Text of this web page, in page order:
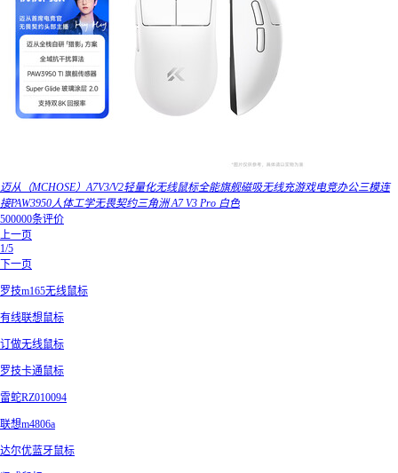
迈从（MCHOSE）A7V3/V2轻量化无线鼠标全能旗舰磁吸无线充游戏电竞办公三模连
接PAW3950人体工学无畏契约三角洲 A7 V3 Pro 白色
500000条评价
上一页
1/5
下一页
罗技m165无线鼠标
有线联想鼠标
订做无线鼠标
罗技卡通鼠标
雷蛇RZ010094
联想m4806a
达尔优蓝牙鼠标